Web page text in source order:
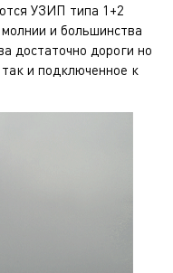
УЗИП типа 1+2
и большинства
достаточно дороги но
и подключенное к